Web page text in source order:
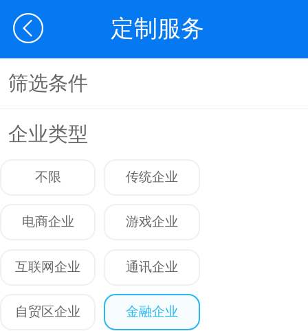
定制服务
筛选条件
企业类型
不限 传统企业
电商企业 游戏企业
互联网企业 通讯企业
自贸区企业 金融企业